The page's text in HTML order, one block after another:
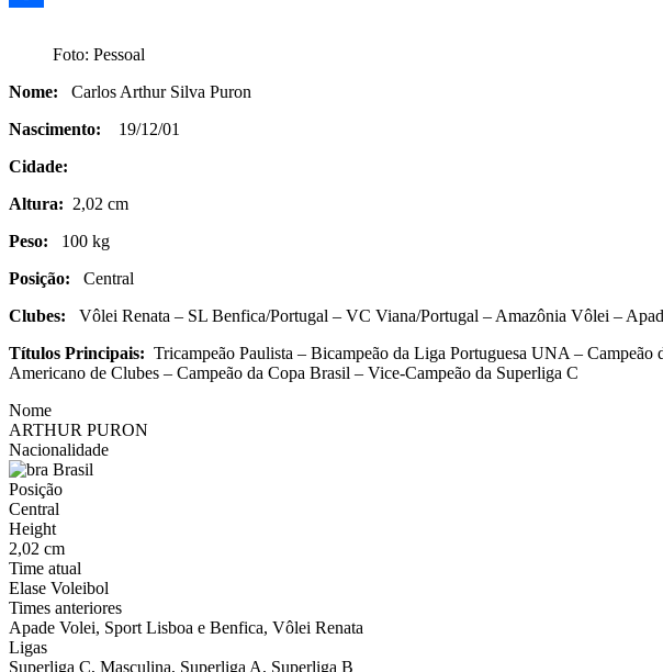
Foto: Pessoal
Nome: Carlos Arthur Silva Puron
Nascimento: 19/12/01
Cidade:
Altura: 2,02 cm
Peso: 100 kg
Posição: Central
Clubes: Vôlei Renata – SL Benfica/Portugal – VC Viana/Portugal – Amazônia Vôlei –
Títulos Principais: Tricampeão Paulista – Bicampeão da Liga Portuguesa UNA –
Americano de Clubes – Campeão da Copa Brasil – Vice-Campeão da Superliga C
Nome
ARTHUR PURON
Nacionalidade
Brasil
Posição
Central
Height
2,02 cm
Time atual
Elase Voleibol
Times anteriores
Apade Volei, Sport Lisboa e Benfica, Vôlei Renata
Ligas
Superliga C, Masculina, Superliga A, Superliga B